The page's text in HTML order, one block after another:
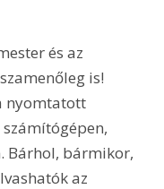
és az
is!
nyomtatott
Bárhol, bármikor,
az